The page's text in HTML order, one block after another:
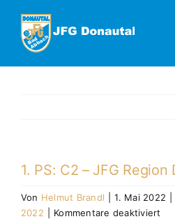
Inhalt
springen
1. PS: C2 – JFG
Von Helmut Brandl 1. Mai 2022
2022
Kommentare deaktiviert